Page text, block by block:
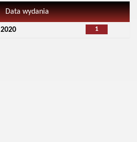
Data wydania
1
2020